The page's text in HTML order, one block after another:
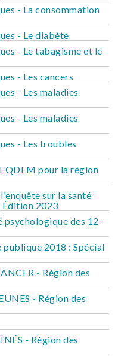
- La consommation
- Le diabète
- Le tabagisme et le
- Les cancers
- Les maladies
- Les maladies
- Les troubles
pour la région
sur la santé
Édition 2023
psychologique des 12-
2018 : Spécial
- Région des
- Région des
- Région des